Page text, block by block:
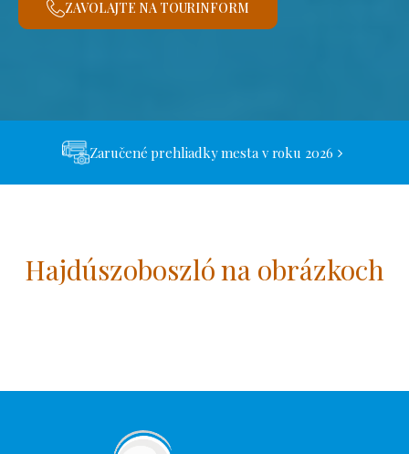
ZAVOLAJTE NA TOURINFORM
Zaručené prehliadky mesta v roku 2026
Hajdúszoboszló na obrázkoch